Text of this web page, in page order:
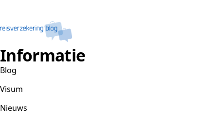
Informatie
Blog
Visum
Nieuws